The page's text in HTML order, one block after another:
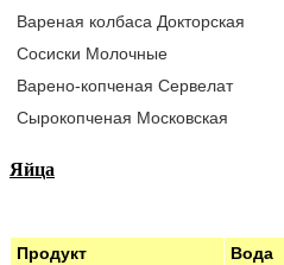
Вареная колбаса Докторская
Сосиски Молочные
Варено-копченая Сервелат
Сырокопченая Московская
Яйца
Продукт Вода